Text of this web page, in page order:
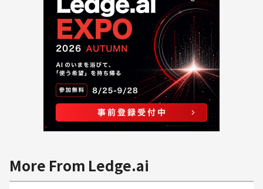
More From Ledge.ai